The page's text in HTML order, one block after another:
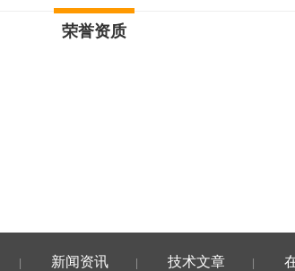
荣誉资质
新闻资讯 技术文章